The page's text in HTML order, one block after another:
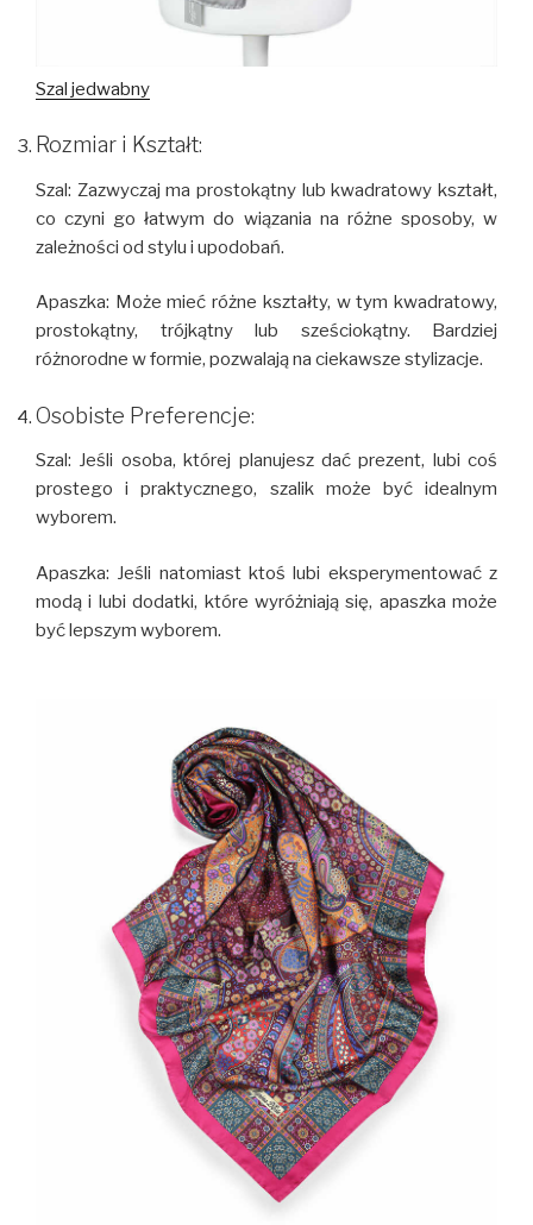
Szal jedwabny
Rozmiar i Kształt:
Szal: Zazwyczaj ma prostokątny lub kwadratowy kształt,
co czyni go łatwym do wiązania na różne sposoby, w
zależności od stylu i upodobań.
Apaszka: Może mieć różne kształty, w tym kwadratowy,
prostokątny, trójkątny lub sześciokątny. Bardziej
różnorodne w formie, pozwalają na ciekawsze stylizacje.
Osobiste Preferencje:
Szal: Jeśli osoba, której planujesz dać prezent, lubi coś
prostego i praktycznego, szalik może być idealnym
wyborem.
Apaszka: Jeśli natomiast ktoś lubi eksperymentować z
modą i lubi dodatki, które wyróżniają się, apaszka może
być lepszym wyborem.